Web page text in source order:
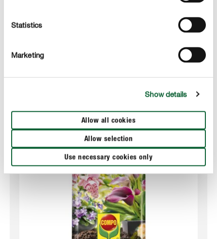
Statistics
Marketing
Show details
Allow all cookies
Allow selection
Use necessary cookies only
DETTAGLI TECNICI
Prodotti correlati